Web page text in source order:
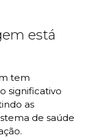
está
tem
significativo
as
de saúde